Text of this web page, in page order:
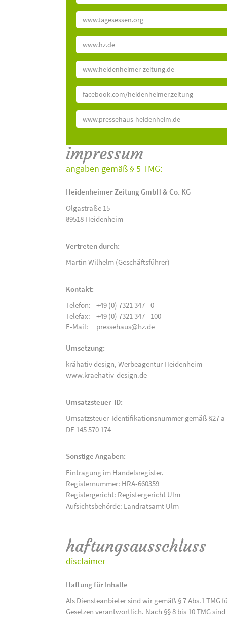
www.tagesessen.org
www.hz.de
www.heidenheimer-zeitung.de
facebook.com/heidenheimer.zeitung
www.pressehaus-heidenheim.de
impressum
angaben gemäß § 5 TMG:
Heidenheimer Zeitung GmbH & Co. KG
Olgastraße 15
89518 Heidenheim
Vertreten durch:
Martin Wilhelm (Geschäftsführer)
Kontakt:
Telefon:
+49 (0) 7321 347 - 0
Telefax:
+49 (0) 7321 347 - 100
E-Mail:
pressehaus@hz.de
Umsetzung:
krähativ design, Werbeagentur Heidenheim
www.kraehativ-design.de
Umsatzsteuer-ID:
Umsatzsteuer-Identifikationsnummer gemäß §27 a
DE 145 570 174
Sonstige Angaben:
Eintragung im Handelsregister.
Registernummer: HRA-660359
Registergericht: Registergericht Ulm
Aufsichtsbehörde: Landratsamt Ulm
haftungsausschluss
disclaimer
Haftung für Inhalte
Als Diensteanbieter sind wir gemäß § 7 Abs.1
Gesetzen verantwortlich. Nach §§ 8 bis 10 TMG